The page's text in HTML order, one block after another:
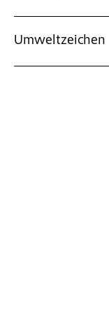
Umweltzeichen